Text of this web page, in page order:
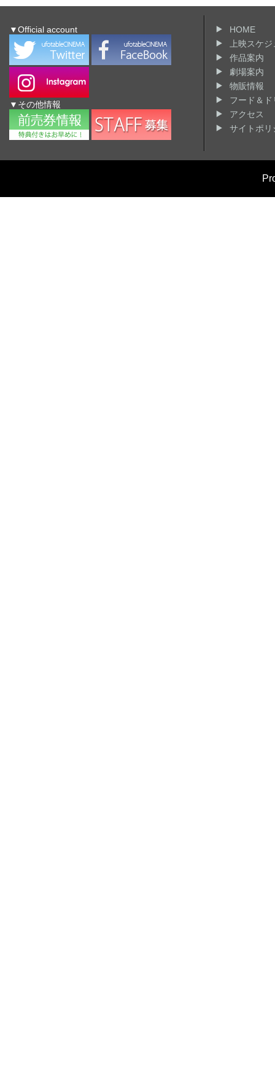
▼Official account
▼その他情報
HOME
上映スケ
作品案内
劇場案内
物販情報
フード＆ド
アクセス
サイトポリ